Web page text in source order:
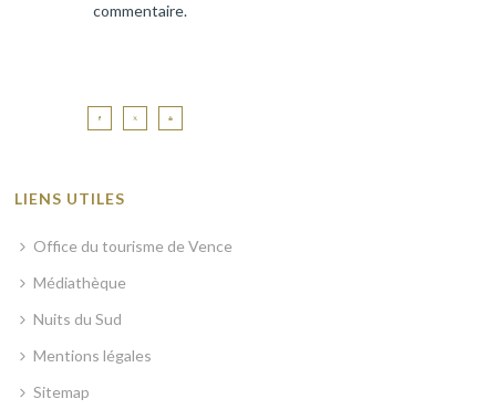
commentaire.
LIENS UTILES
Office du tourisme de Vence
Médiathèque
Nuits du Sud
Mentions légales
Sitemap